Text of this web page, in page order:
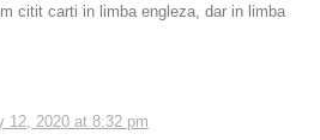
citit carti in limba engleza, dar in limba
12, 2020 at 8:32 pm